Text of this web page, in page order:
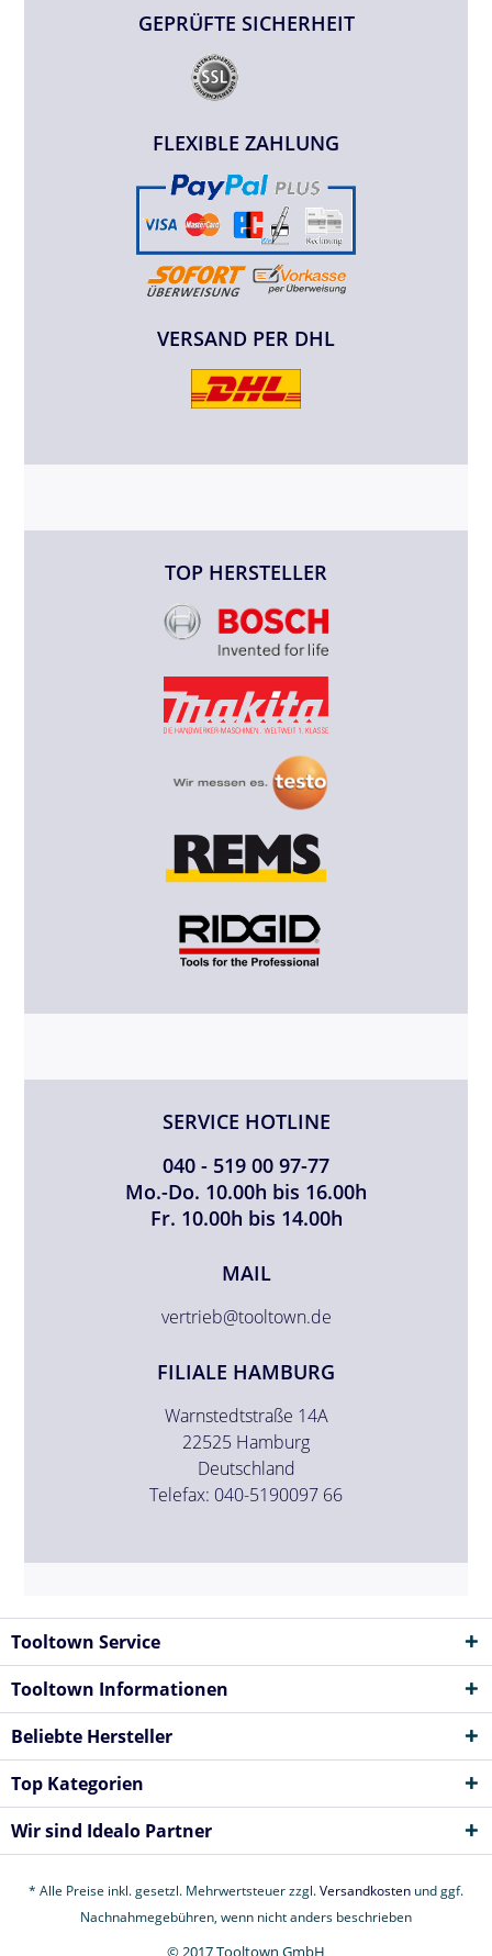
GEPRÜFTE SICHERHEIT
FLEXIBLE ZAHLUNG
VERSAND PER DHL
TOP HERSTELLER
SERVICE HOTLINE
040 - 519 00 97-77
Mo.-Do. 10.00h bis 16.00h
Fr. 10.00h bis 14.00h
MAIL
vertrieb@tooltown.de
FILIALE HAMBURG
Warnstedtstraße 14A
22525 Hamburg
Deutschland
Telefax: 040-5190097 66
Tooltown Service
Tooltown Informationen
Beliebte Hersteller
Top Kategorien
Wir sind Idealo Partner
* Alle Preise inkl. gesetzl. Mehrwertsteuer zzgl.Versandkosten und ggf.
Nachnahmegebühren, wenn nicht anders beschrieben
© 2017 Tooltown GmbH